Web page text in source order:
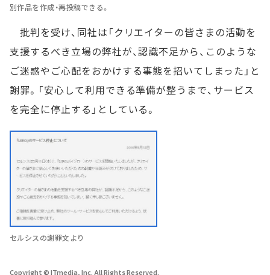
別作品を作成・再投稿できる。
批判を受け、同社は「クリエイターの皆さまの活動を
支援するべき立場の弊社が、認識不足から、このような
ご迷惑やご心配をおかけする事態を招いてしまった」と
謝罪。「安心して利用できる準備が整うまで、サービス
を完全に停止する」としている。
セルシスの謝罪文より
Copyright © ITmedia, Inc. All Rights Reserved.